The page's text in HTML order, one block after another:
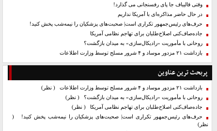
وقتی قالیباف جا پای رفسنجانی می گذارد!
در حال حاضر مذاکره‌ای با آمریکا نداریم
حرف‌های رئیس‌جمهور تکراری است| صحبت‌های پزشکیان را نیمه‌شب پخش کنید!
جاده‌صاف‌کنی اصلاح‌طلبان برای تهاجم نظامی آمریکا
روحانی با مأموریت «رادیکال‌سازی» به میدان بازگشت؟
بازداشت ۲۱ مزدور موساد و ۴ شرور مسلح توسط وزارت اطلاعات
پربحث ترین عناوین
بازداشت ۲۱ مزدور موساد و ۴ شرور مسلح توسط وزارت اطلاعات
( نظر)
روحانی با مأموریت «رادیکال‌سازی» به میدان بازگشت؟ ( نظر)
جاده‌صاف‌کنی اصلاح‌طلبان برای تهاجم نظامی آمریکا
( نظر)
حرف‌های رئیس‌جمهور تکراری است| صحبت‌های پزشکیان را نیمه‌شب پخش کنید!
(
نظر)